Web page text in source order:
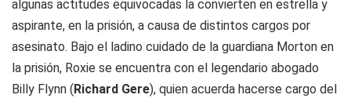
algunas actitudes equivocadas la convierten en estrella y
aspirante, en la prisión, a causa de distintos cargos por
asesinato. Bajo el ladino cuidado de la guardiana Morton en
la prisión, Roxie se encuentra con el legendario abogado
Billy Flynn (Richard Gere), quien acuerda hacerse cargo del